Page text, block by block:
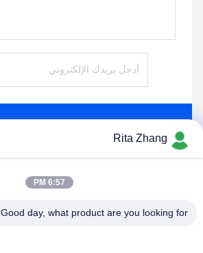
Rita Zhang
6:57 PM
Good day, what product are you looking for?